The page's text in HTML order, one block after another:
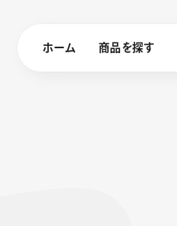
ホーム 商品を探す